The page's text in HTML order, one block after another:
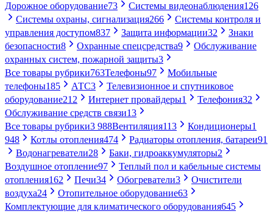
Дорожное оборудование73 Системы видеонаблюдения126
Системы охраны, сигнализация266
Системы контроля и
управления доступом837 Защита информации32
Знаки
безопасности8 Охранные спецсредства9
Обслуживание
охранных систем, пожарной защиты3
Все товары рубрики763Телефоны97
Мобильные
телефоны185 АТС3
Телевизионное и спутниковое
оборудование212 Интернет провайдеры1 Телефония32
Обслуживание средств связи13
Все товары рубрики3 988Вентиляция113 Кондиционеры1
948
Котлы отопления474 Радиаторы отопления, батареи91
Водонагреватели28 Баки, гидроаккумуляторы2
Воздушное отопление97
Теплый пол и кабельные системы
отопления162 Печи34 Обогреватели3
Очистители
воздуха24 Отопительное оборудование63
Комплектующие для климатического оборудования645